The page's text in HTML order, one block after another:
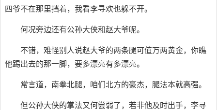
四爷不在那里挡着，我看李寻欢也躲不开。
何况旁边还有公孙大侠和赵大爷呢。
不错，难怪别人说赵大爷的两条腿可值万两黄金，你瞧
他踢出去的那一脚，要多漂亮有多漂亮。
常言道，南拳北腿，咱们北方的豪杰，腿法本就高强。
但公孙大侠的掌法又何尝弱了，若非他及时出手，李寻